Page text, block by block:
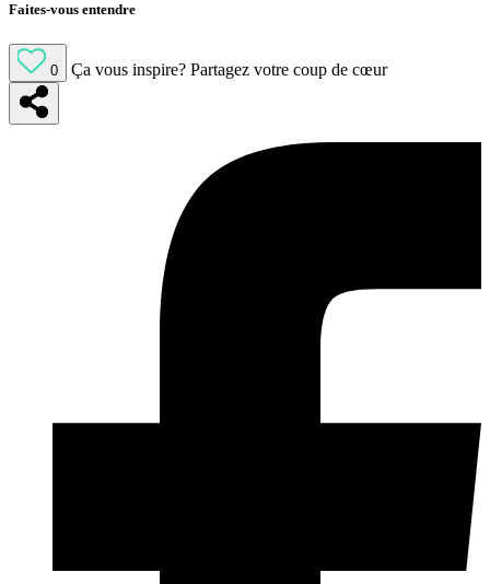
Faites-vous entendre
0 Ça vous inspire? Partagez votre coup de cœur